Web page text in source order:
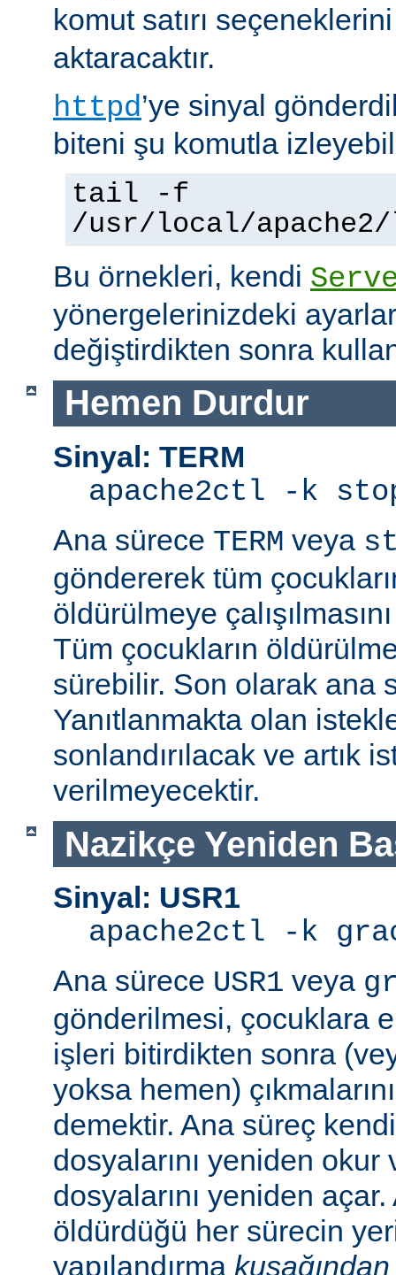
komut satırı
aktaracaktır.
httpd’ye sinyal
biteni şu komutla
tail -f
/usr/local/
Bu örnekleri, kendi
yönergelerinizdeki
değiştirdikten sonra
Hemen Durdur
Sinyal: TERM
apache2ctl -k
Ana sürece TERM veya
göndererek tüm
öldürülmeye
Tüm çocukların
sürebilir. Son olarak ana
Yanıtlanmakta olan
sonlandırılacak ve artık
verilmeyecektir.
Nazikçe Yeniden
Sinyal: USR1
apache2ctl -k
Ana sürece USR1 veya
gönderilmesi, çocuklara
işleri bitirdikten sonra
yoksa hemen)
demektir. Ana süreç
dosyalarını yeniden
dosyalarını yeniden
öldürdüğü her sürecin
yapılandırma kuşağından